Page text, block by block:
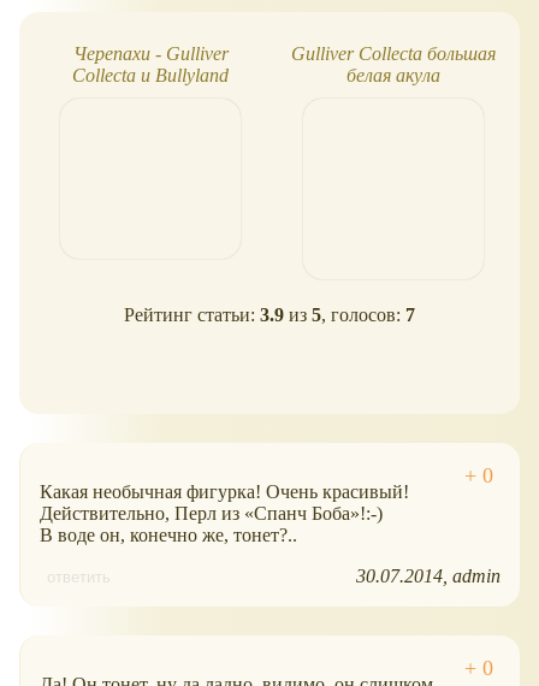
Черепахи - Gulliver
Collecta и Bullyland
Gulliver Collecta большая
белая акула
Рейтинг статьи: 3.9 из 5, голосов: 7
Какая необычная фигурка! Очень красивый!
Действительно, Перл из
Спанч Боба !:-)
В воде он, конечно же, тонет?..
ответить 30.07.2014 admin